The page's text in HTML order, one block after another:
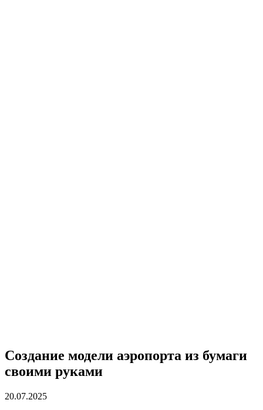
Создание модели аэропорта из бумаги
своими руками
20.07.2025